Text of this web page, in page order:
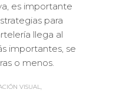
es importante
para
llega al
importantes, se
o menos.
VISUAL